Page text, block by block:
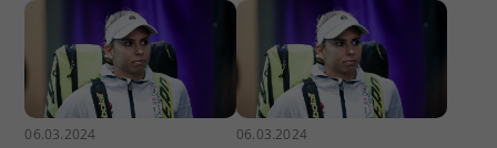
06.03.2024 06.03.2024